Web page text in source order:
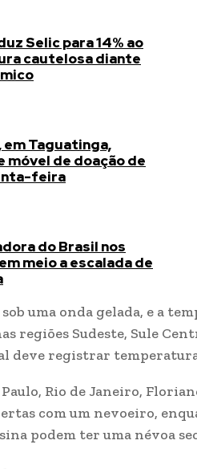
Selic para 14% ao
cautelosa diante
em Taguatinga,
móvel de doação de
feira
do Brasil nos
meio a escalada de
uma onda gelada, e a
regiões Sudeste, Sule
deve registrar temperatura
Paulo, Rio de Janeiro,
com um nevoeiro,
podem ter uma névoa